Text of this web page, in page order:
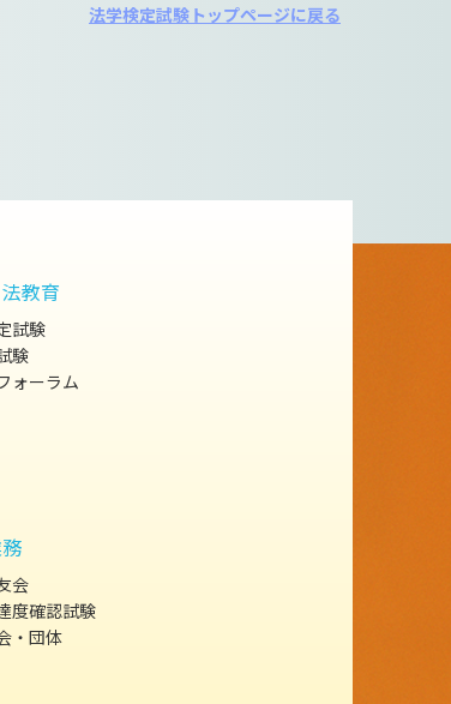
法学検定試験トップページに戻る
教育
試験
験
ォーラム
会
度確認試験
・団体